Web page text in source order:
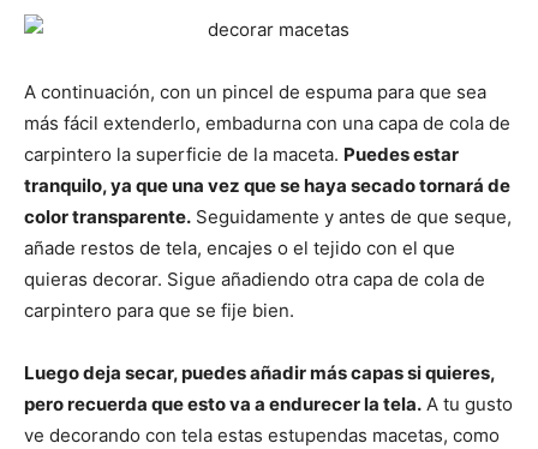
A continuación, con un pincel de espuma para que sea
más fácil extenderlo, embadurna con una capa de cola de
carpintero la superficie de la maceta. Puedes estar
tranquilo, ya que una vez que se haya secado tornará de
color transparente. Seguidamente y antes de que seque,
añade restos de tela, encajes o el tejido con el que
quieras decorar. Sigue añadiendo otra capa de cola de
carpintero para que se fije bien.
Luego deja secar, puedes añadir más capas si quieres,
pero recuerda que esto va a endurecer la tela. A tu gusto
ve decorando con tela estas estupendas macetas, como